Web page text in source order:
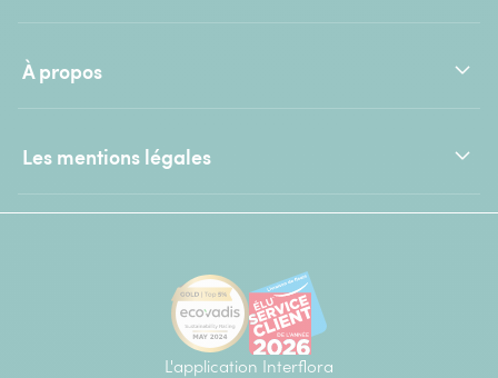
À propos
Les mentions légales
L'application Interflora